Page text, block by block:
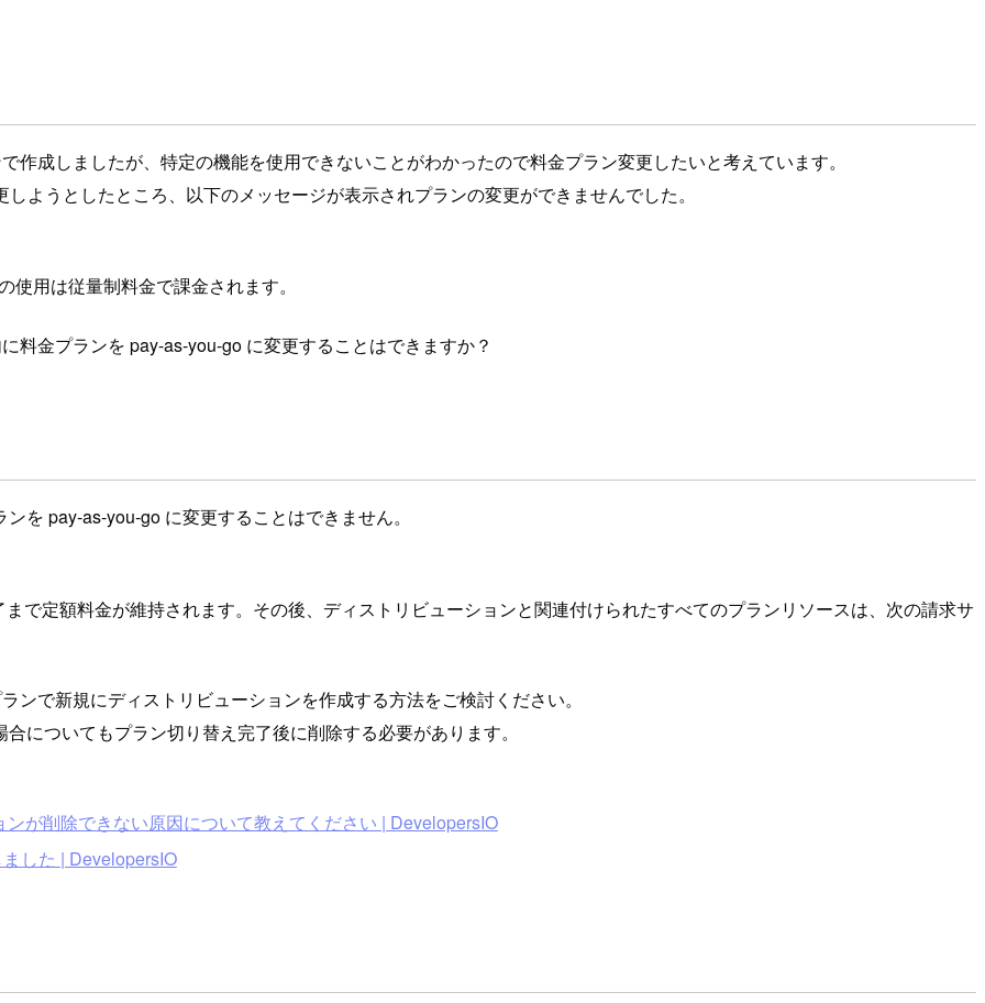
作成しましたが、特定の機能を使用できないことがわかったので料金プラン変更したいと考えています。
ようとしたところ、以下のメッセージが表示されプランの変更ができませんでした。
用は従量制料金で課金されます。
料金プランを pay-as-you-go に変更することはできますか？
を pay-as-you-go に変更することはできません。
で定額料金が維持されます。その後、ディストリビューションと関連付けられたすべてのプランリソースは、次の請求サ
で新規にディストリビューションを作成する方法をご検討ください。
についてもプラン切り替え完了後に削除する必要があります。
が削除できない原因について教えてください | DevelopersIO
した | DevelopersIO